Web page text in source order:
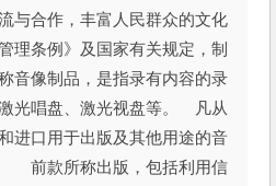
与合作，丰富人民群众的文化
理条例》及国家有关规定，制
音像制品，是指录有内容的录
光唱盘、激光视盘等。 凡从
进口用于出版及其他用途的音
前款所称出版，包括利用信